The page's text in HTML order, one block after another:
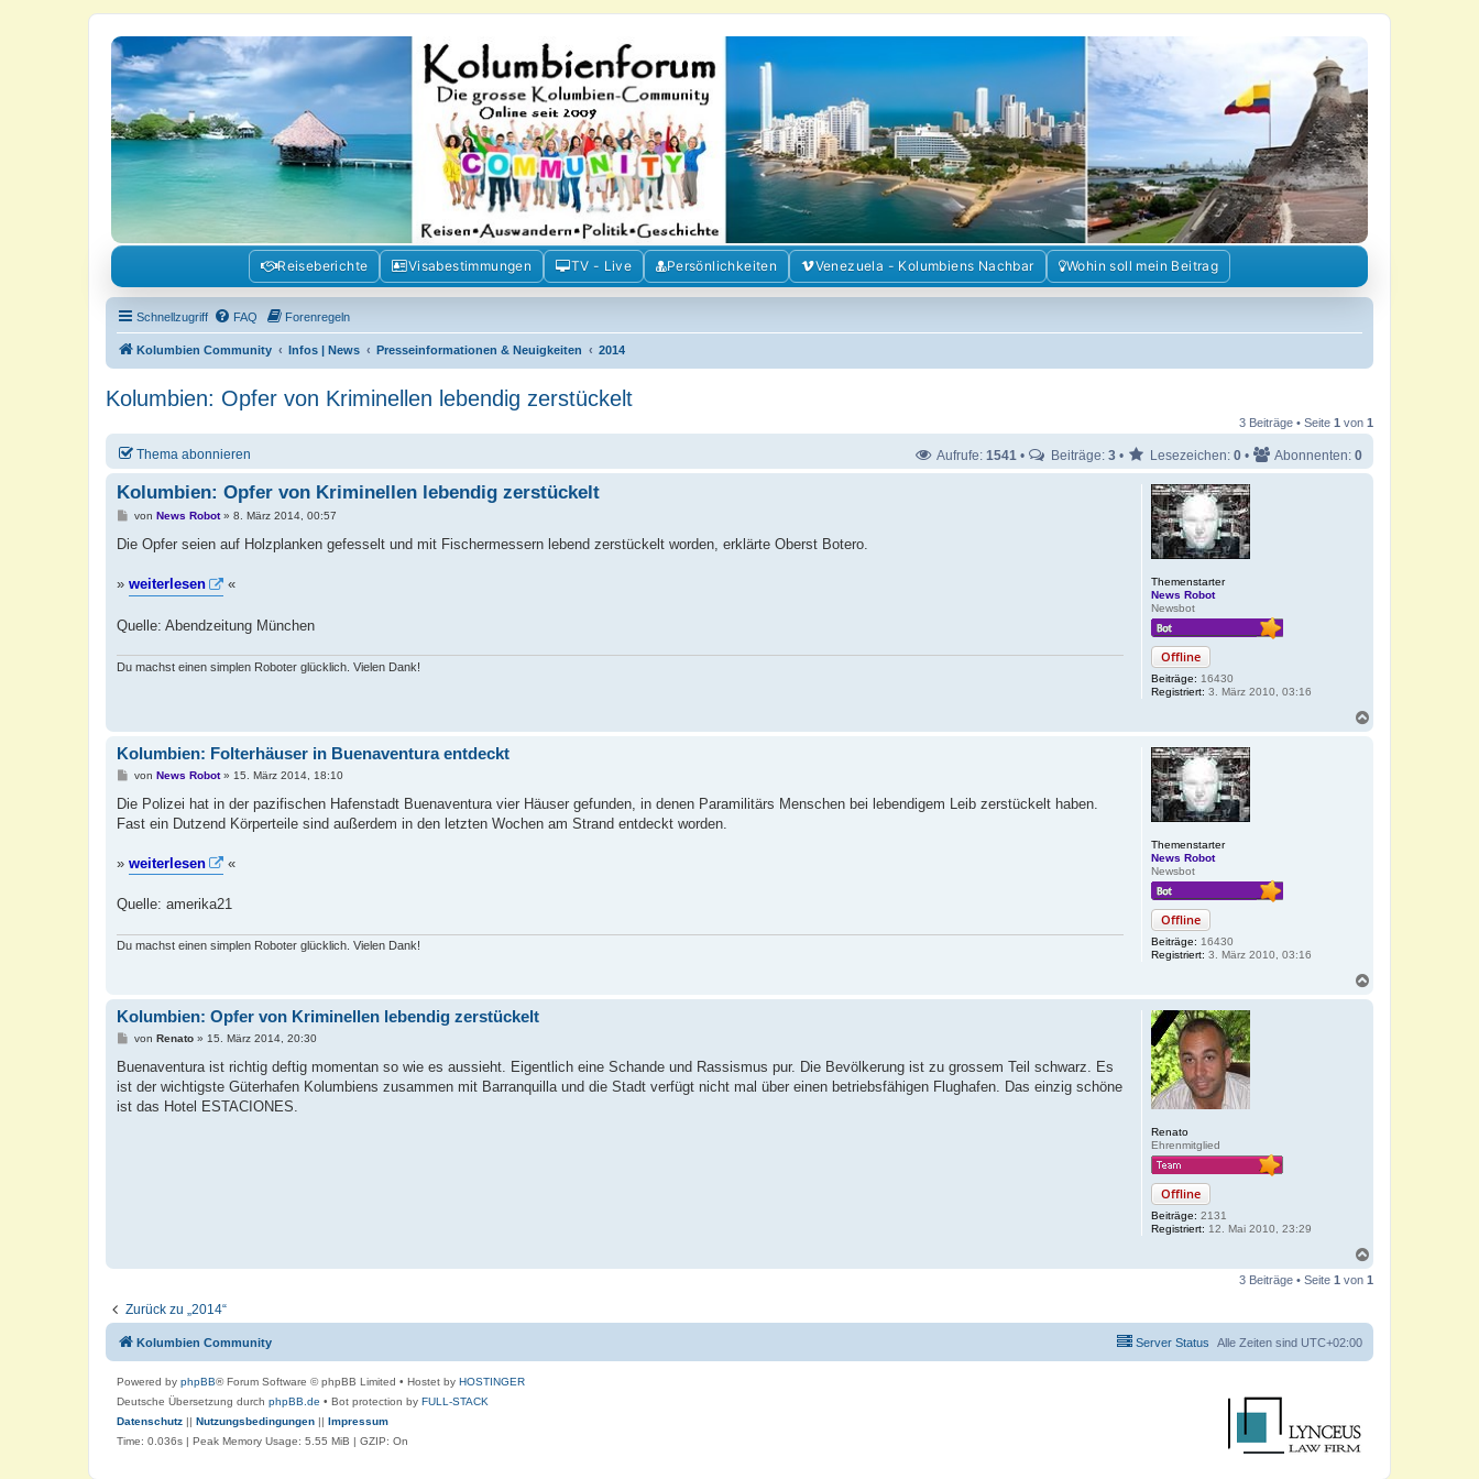
Kolumbienforum - Das grosse Forum der Freunde Kolumbiens
Reisen, Auswandern, Kultur, Politik, Geschichte und Visum in Kolumbien und Venezuela. Austausch, Erfahrungen und Gemeinschaft im Kolumbienforum
Reiseberichte Visabestimmungen TV - Live Persönlichkeiten Venezuela - Kolumbiens Nachbar Wohin soll mein Beitrag
Schnellzugriff FAQ Forenregeln
Kolumbien Community Infos | News Presseinformationen & Neuigkeiten 2014
Kolumbien: Opfer von Kriminellen lebendig zerstückelt
3 Beiträge • Seite 1 von 1
Thema abonnieren Aufrufe: 1541 • Beiträge: 3 • Lesezeichen: 0 • Abonnenten: 0
Themenstarter
News Robot
Newsbot
Offline
Beiträge: 16430
Registriert: 3. März 2010, 03:16
Kolumbien: Opfer von Kriminellen lebendig zerstückelt
B
i
a
g
von News Robot» 8. März 2014, 00:57
Die Opfer seien auf Holzplanken gefesselt und mit Fischermessern lebend zerstückelt worden, erklärte Oberst Botero.
» weiterlesen «
Quelle: Abendzeitung München
Du machst einen simplen Roboter glücklich. Vielen Dank!
Themenstarter
News Robot
Newsbot
Offline
Beiträge: 16430
Registriert: 3. März 2010, 03:16
Kolumbien: Folterhäuser in Buenaventura entdeckt
B
i
r
von News Robot» 15. März 2014, 18:10
Die Polizei hat in der pazifischen Hafenstadt Buenaventura vier Häuser gefunden, in denen Paramilitärs Menschen bei lebendigem Leib zerstückelt haben.
Fast ein Dutzend Körperteile sind außerdem in den letzten Wochen am Strand entdeckt worden.
» weiterlesen «
Quelle: amerika21
Du machst einen simplen Roboter glücklich. Vielen Dank!
Renato
Ehrenmitglied
Offline
Beiträge: 2131
Registriert: 12. Mai 2010, 23:29
Kolumbien: Opfer von Kriminellen lebendig zerstückelt
B
r
a
von Renato» 15. März 2014, 20:30
Buenaventura ist richtig deftig momentan so wie es aussieht. Eigentlich eine Schande und Rassismus pur. Die Bevölkerung ist zu grossem Teil schwarz. Es
ist der wichtigste Güterhafen Kolumbiens zusammen mit Barranquilla und die Stadt verfügt nicht mal über einen betriebsfähigen Flughafen. Das einzig schöne
ist das Hotel ESTACIONES.
c
b
n
3 Beiträge • Seite 1 von 1
Zurück zu „2014“
Kolumbien Community Alle Zeiten sind UTC+02:00
Server Status
Powered by phpBB® Forum Software © phpBB Limited • Hostet by HOSTINGER
Deutsche Übersetzung durch phpBB.de • Bot protection by FULL-STACK
Datenschutz || Nutzungsbedingungen || Impressum
Time: 0.036s | Peak Memory Usage: 5.55 MiB | GZIP: On